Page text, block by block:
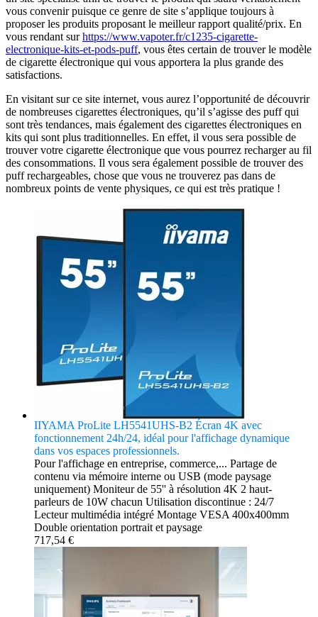
vous convenir puisque ce genre de site s’applique toujours à
proposer les produits proposant le meilleur rapport qualité/prix. En
vous rendant surhttps://www.vapoter.fr/c1235-cigarette-
electronique-kits-et-pods-puff, vous êtes certain de trouver le modèle
de cigarette électronique qui vous apportera la plus grande des
satisfactions.
En visitant sur ce site internet, vous aurez l’opportunité de découvrir
de nombreuses cigarettes électroniques, qu’il s’agisse des puff qui
sont très tendances, mais également des cigarettes électroniques en
kits qui sont plus traditionnelles. En effet, il vous sera possible de
trouver votre cigarette électronique que vous pourrez recharger au fil
des consommations. Il vous sera également possible de trouver des
puff rechargeables, chose que vous ne trouverez pas dans de
nombreux points de vente physiques, ce qui est très pratique !
IIYAMA ProLite LH5541UHS-B2 Écran 4K avec
fonctionnement 24h/24, idéal pour l'affichage dynamique
dans vos espaces professionnels.
Pour l'affichage en entreprise, commerce,... Partage de
contenu via mémoire interne ou USB (mode paysage
uniquement) Moniteur de 55'' à résolution 4K 2 haut-
parleurs de 10W chacun Utilisation discontinue : 24/7
Lecteur multimédia intégré Montage VESA 400x400mm
Double orientation portrait et paysage
717,54 €